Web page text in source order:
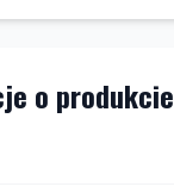
o produkcie